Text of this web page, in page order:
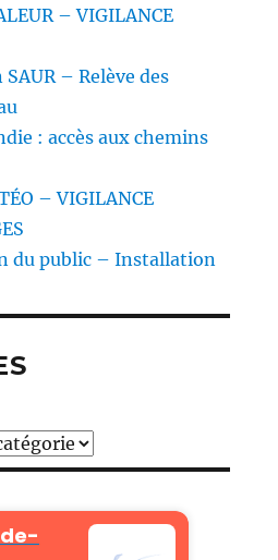
– VIGILANCE
– Relève des
: accès aux chemins
– VIGILANCE
du public – Installation